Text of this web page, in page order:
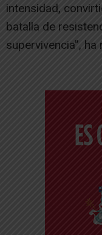
intensidad,
batalla de
supervivencia”, ha